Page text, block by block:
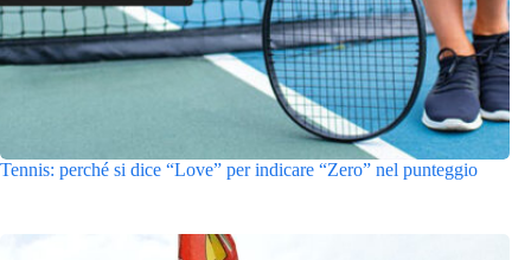
Tennis: perché si dice “Love” per indicare “Zero” nel punteggio